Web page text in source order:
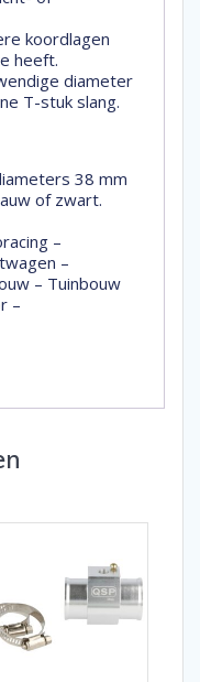
koordlagen
heeft.
diameter
T-stuk slang.
38 mm
of zwart.
–
–
– Tuinbouw
–